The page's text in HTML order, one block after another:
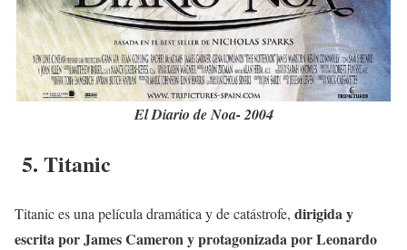
El Diario de Noa- 2004
5. Titanic
Titanic es una película dramática y de catástrofe, dirigida y
escrita por James Cameron y protagonizada por Leonardo